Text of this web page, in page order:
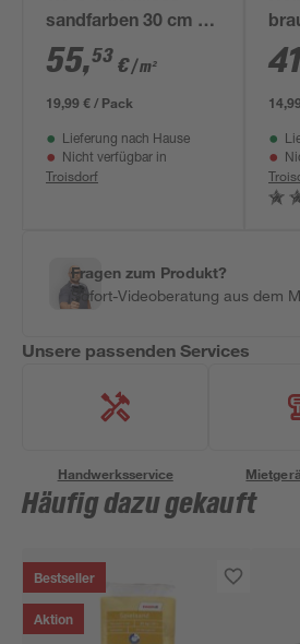
sandfarben 30 cm x
30 cm x 22 mm 4
Stück
55,53 €/ m²
19,99 € / Pack
Lieferung nach Hause
Nicht verfügbar in
Troisdorf
Fragen zum Produkt?
Sofort-Videoberatung aus dem
Unsere passenden Services
Handwerksservice
Häufig dazu gekauft
Bestseller
Aktion